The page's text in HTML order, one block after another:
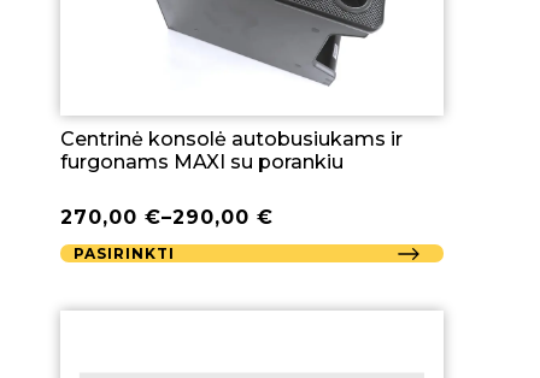
Centrinė konsolė autobusiukams ir
furgonams MAXI su porankiu
270,00 €–290,00 €
PASIRINKTI